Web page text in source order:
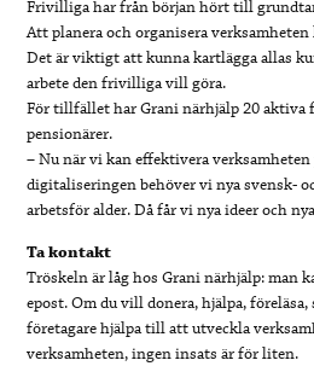
Frivilliga har från början hört till
Att planera och organisera
Det är viktigt att kunna kartlägga allas
arbete den frivilliga vill göra.
För tillfället har Grani närhjälp 20 aktiva
pensionärer.
– Nu när vi kan effektivera
digitaliseringen behöver vi nya svensk-
arbetsför alder. Då får vi nya ideer och
Ta kontakt
Tröskeln är låg hos Grani närhjälp: man
epost. Om du vill donera, hjälpa,
företagare hjälpa till att utveckla
verksamheten, ingen insats är för liten.